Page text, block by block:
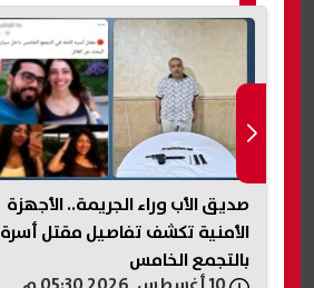
صديق الأب وراء الجريمة.. الأجهزة
الأمنية تكشف تفاصيل مقتل أسرة
بالتجمع الخامس